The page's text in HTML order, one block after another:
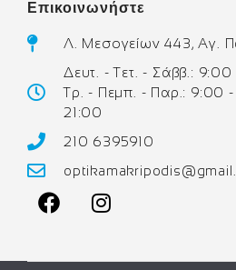
Επικοινωνήστε
Λ. Μεσογείων 443, Αγ.
Δευτ. - Τετ. - Σάββ.: 9:00
Τρ. - Πεμπ. - Παρ.: 9:00
21:00
210 6395910